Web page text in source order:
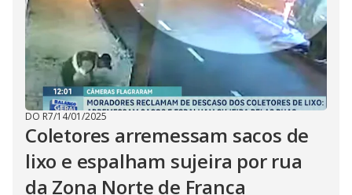
DO R7/14/01/2025
Coletores arremessam sacos de
lixo e espalham sujeira por rua
da Zona Norte de Franca